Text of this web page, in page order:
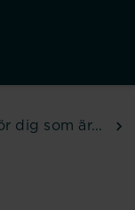
dig som är...